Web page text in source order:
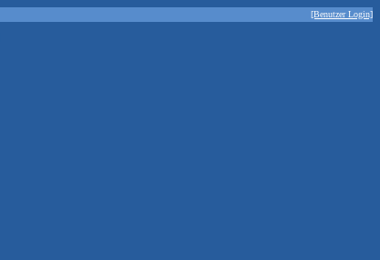
[Benutzer Login]